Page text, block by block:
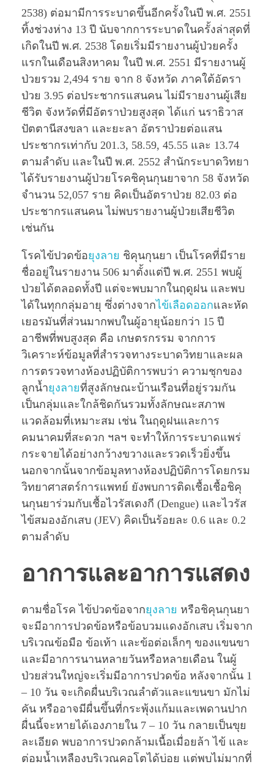
2538) ต่อมามีการระบาดขึ้นอีกครั้งในปี พ.ศ. 2551
ทิ้งช่วงห่าง 13 ปี นับจากการระบาดในครั้งล่าสุดที่
เกิดในปี พ.ศ. 2538 โดยเริ่มมีรายงานผู้ป่วยครั้ง
แรกในเดือนสิงหาคม ในปี พ.ศ. 2551 มีรายงานผู้
ป่วยรวม 2,494 ราย จาก 8 จังหวัด ภาคใต้อัตรา
ป่วย 3.95 ต่อประชากรแสนคน ไม่มีรายงานผู้เสีย
ชีวิต จังหวัดที่มีอัตราป่วยสูงสุด ได้แก่ นราธิวาส
ปัตตานีสงขลา และยะลา อัตราป่วยต่อแสน
ประชากรเท่ากับ 201.3, 58.59, 45.55 และ 13.74
ตามลำดับ และในปี พ.ศ. 2552 สำนักระบาดวิทยา
ได้รับรายงานผู้ป่วยโรคชิคุนกุนยาจาก 58 จังหวัด
จำนวน 52,057 ราย คิดเป็นอัตราป่วย 82.03 ต่อ
ประชากรแสนคน ไม่พบรายงานผู้ป่วยเสียชีวิต
เช่นกัน
โรคไข้ปวดข้อยุงลาย ชิคุนกุนยา เป็นโรคที่มีราย
ชื่ออยู่ในรายงาน 506 มาตั้งแต่ปี พ.ศ. 2551 พบผู้
ป่วยได้ตลอดทั้งปี แต่จะพบมากในฤดูฝน และพบ
ได้ในทุกกลุ่มอายุ ซึ่งต่างจากไข้เลือดออกและหัด
เยอรมันที่ส่วนมากพบในผู้อายุน้อยกว่า 15 ปี
อาชีพที่พบสูงสุด คือ เกษตรกรรม จากการ
วิเคราะห์ข้อมูลที่สำรวจทางระบาดวิทยาและผล
การตรวจทางห้องปฏิบัติการพบว่า ความชุกของ
ลูกนํ้ายุงลายที่สูงลักษณะบ้านเรือนที่อยู่รวมกัน
เป็นกลุ่มและใกล้ชิดกันรวมทั้งลักษณะสภาพ
แวดล้อมที่เหมาะสม เช่น ในฤดูฝนและการ
คมนาคมที่สะดวก ฯลฯ จะทำให้การระบาดแพร่
กระจายได้อย่างกว้างขวางและรวดเร็วยิ่งขึ้น
นอกจากนั้นจากข้อมูลทางห้องปฏิบัติการโดยกรม
วิทยาศาสตร์การแพทย์ ยังพบการติดเชื้อเชื้อชิคุ
นกุนยาร่วมกับเชื้อไวรัสเดงกี (Dengue) และไวรัส
ไข้สมองอักเสบ (JEV) คิดเป็นร้อยละ 0.6 และ 0.2
ตามลำดับ
อาการและอาการแสดง
ตามชื่อโรค ไข้ปวดข้อจากยุงลาย หรือชิคุนกุนยา
จะมีอาการปวดข้อหรือข้อบวมแดงอักเสบ เริ่มจาก
บริเวณข้อมือ ข้อเท้า และข้อต่อเล็กๆ ของแขนขา
และมีอาการนานหลายวันหรือหลายเดือน ในผู้
ป่วยส่วนใหญ่จะเริ่มมีอาการปวดข้อ หลังจากนั้น 1
– 10 วัน จะเกิดผื่นบริเวณลำตัวและแขนขา มักไม่
คัน หรืออาจมีผื่นขึ้นที่กระพุ้งแก้มและเพดานปาก
ผื่นนี้จะหายได้เองภายใน 7 – 10 วัน กลายเป็นขุย
ละเอียด พบอาการปวดกล้ามเนื้อเมื่อยล้า ไข้ และ
ต่อมนํ้าเหลืองบริเวณคอโตได้บ่อย แต่พบไม่มากที่